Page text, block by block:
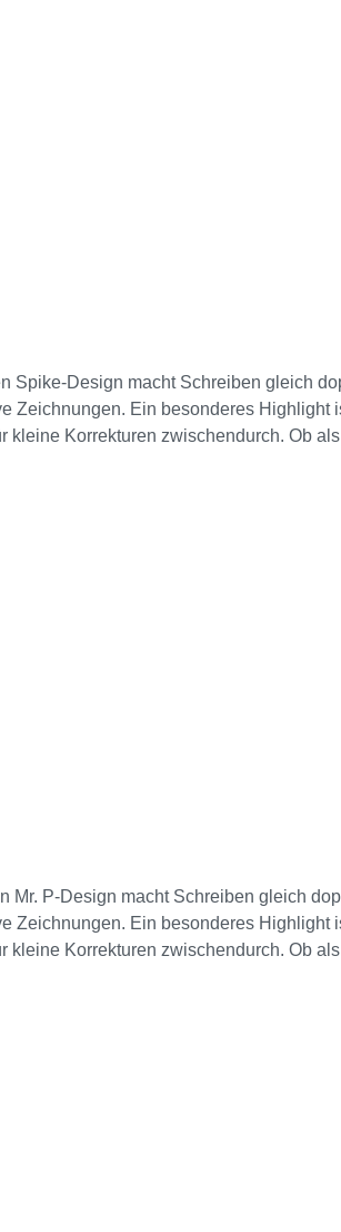
Spike-Design macht Schreiben gleich
Zeichnungen. Ein besonderes Highlight
Korrekturen zwischendurch. Ob
P-Design macht Schreiben gleich
Zeichnungen. Ein besonderes Highlight
Korrekturen zwischendurch. Ob